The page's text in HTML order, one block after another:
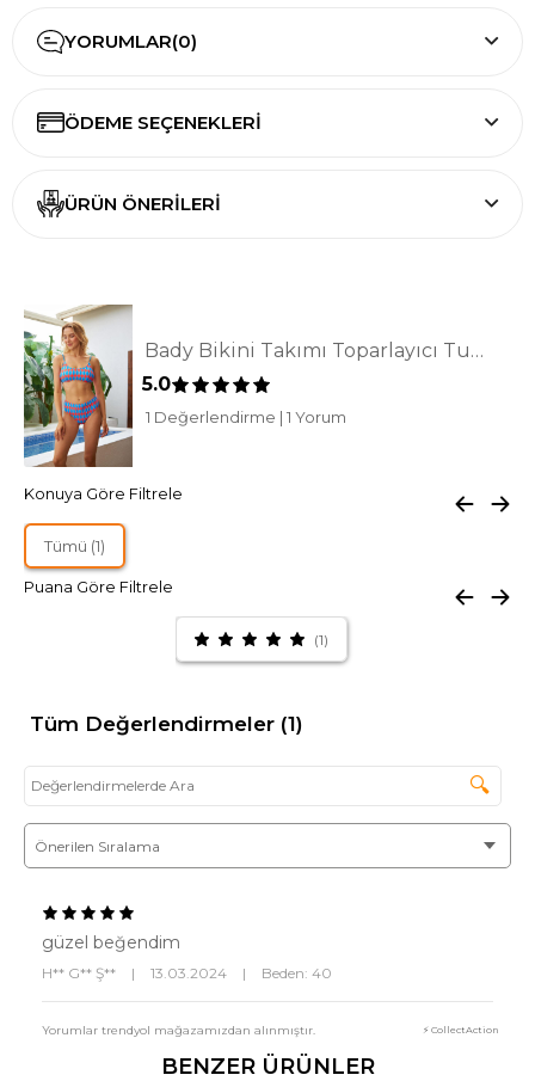
YORUMLAR(0)
ÖDEME SEÇENEKLERI
ÜRÜN ÖNERILERI
Bady Bikini Takımı Toparlayıcı Turuncu Retro Desen
5.0
1 Değerlendirme | 1 Yorum
Konuya Göre Filtrele
Tümü (1)
Puana Göre Filtrele
(1)
Tüm Değerlendirmeler (1)
🔍
güzel beğendim
H** G** Ş** | 13.03.2024 | Beden: 40
Yorumlar trendyol mağazamızdan alınmıştır. ⚡ CollectAction
BENZER ÜRÜNLER